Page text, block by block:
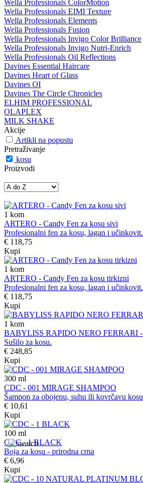
Wella Professionals ColorMotion
Wella Professionals EIMI Texture
Wella Professionals Elements
Wella Professionals Fusion
Wella Professionals Invigo Color Brilliance
Wella Professionals Invigo Nutri-Enrich
Wella Professionals Oil Reflections
Davines Essential Haircare
Davines Heart of Glass
Davines OI
Davines The Circle Chronicles
ELHIM PROFESSIONAL
OLAPLEX
MILK SHAKE
Akcije
Artikli na popustu
Pretraživanje
kosu
Proizvodi
1 kom
ARTERO - Candy Fen za kosu sivi
Profesionalni fen za kosu, lagan i učinkovit.
€ 118,75
Kupi
1 kom
ARTERO - Candy Fen za kosu tirkizni
Profesionalni fen za kosu, lagan i učinkovit.
€ 118,75
Kupi
1 kom
BABYLISS RAPIDO NERO FERRARI -
Sušilo za kosu.
€ 248,85
Kupi
300 ml
CDC - 001 MIRAGE SHAMPOO
Šampon za obojenu, suhu ili kovrčavu
€ 10,61
Kupi
100 ml
CDC - 1 BLACK
Boja za kosu - prirodna crna
€ 6,96
Kupi